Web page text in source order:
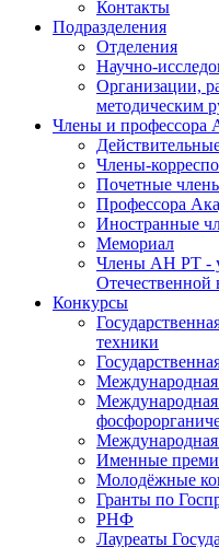
Контакты
Подразделения
Отделения
Научно-
Организации,
методическим
Члены и профессора
Члены-
Почетные
Профессора
Иностранные
Мемориал
Члены АН РТ -
Отечественной
Конкурсы
техники
Международная
Именные
Молодёжные
Гранты по
РНФ
Лауреаты